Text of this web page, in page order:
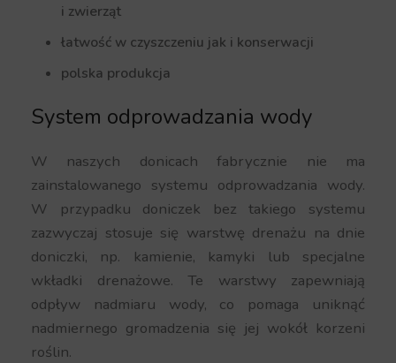
i zwierząt
łatwość w czyszczeniu jak i konserwacji
polska produkcja
System odprowadzania wody
W naszych donicach fabrycznie nie ma
zainstalowanego systemu odprowadzania wody.
W przypadku doniczek bez takiego systemu
zazwyczaj stosuje się warstwę drenażu na dnie
doniczki, np. kamienie, kamyki lub specjalne
wkładki drenażowe. Te warstwy zapewniają
odpływ nadmiaru wody, co pomaga uniknąć
nadmiernego gromadzenia się jej wokół korzeni
roślin.